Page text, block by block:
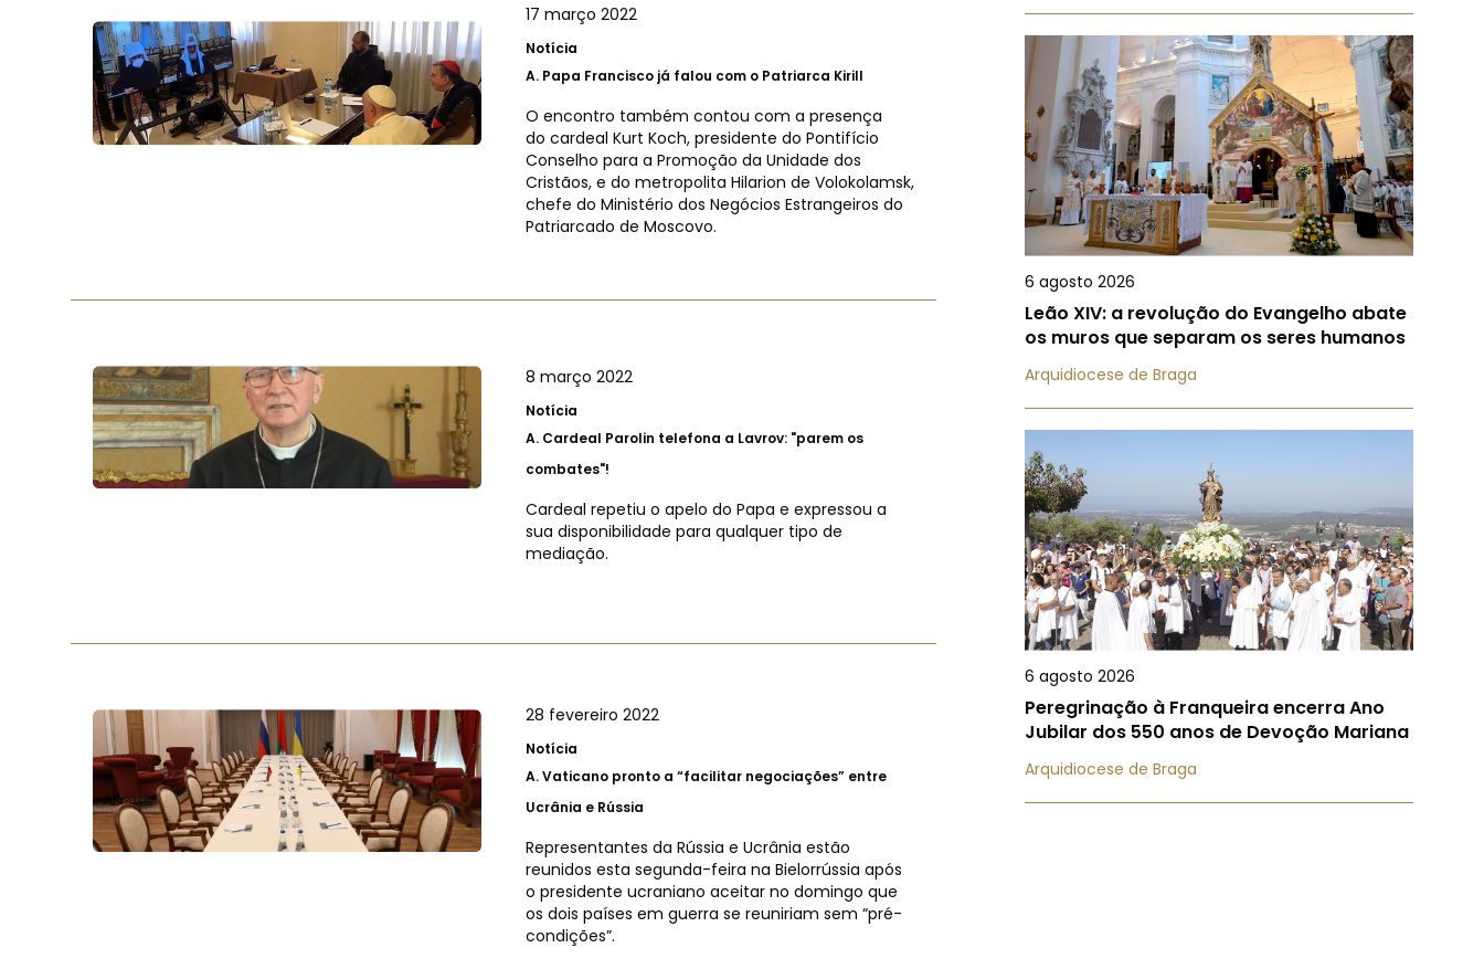
17 março 2022
Notícia
A. Papa Francisco já falou com o Patriarca Kirill
O encontro também contou com a presença
do cardeal Kurt Koch, presidente do Pontifício
Conselho para a Promoção da Unidade dos
Cristãos, e do metropolita Hilarion de Volokolamsk,
chefe do Ministério dos Negócios Estrangeiros do
Patriarcado de Moscovo.
8 março 2022
Notícia
A. Cardeal Parolin telefona a Lavrov: "parem os
combates"!
Cardeal repetiu o apelo do Papa e expressou a
sua disponibilidade para qualquer tipo de
mediação.
28 fevereiro 2022
Notícia
A.Vaticano pronto a “facilitar negociações” entre
Ucrânia e Rússia
Representantes da Rússia e Ucrânia estão
reunidos esta segunda-feira na Bielorrússia após
o presidente ucraniano aceitar no domingo que
os dois países em guerra se reuniriam sem “pré-
condições”.
6 agosto 2026
Leão XIV: a revolução do Evangelho abate
os muros que separam os seres humanos
Arquidiocese de Braga
6 agosto 2026
Peregrinação à Franqueira encerra Ano
Jubilar dos 550 anos de Devoção Mariana
Arquidiocese de Braga